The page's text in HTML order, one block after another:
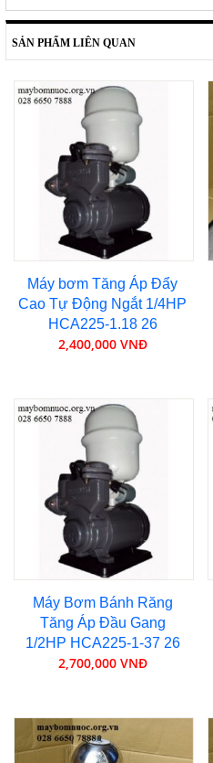
SẢN PHẨM LIÊN QUAN
Máy bơm Tăng Áp Đẩy
Cao Tự Động Ngắt 1/4HP
HCA225-1.18 26
2,400,000 VNĐ
Máy Bơm Bánh Răng
Tăng Áp Đầu Gang
1/2HP HCA225-1-37 26
2,700,000 VNĐ